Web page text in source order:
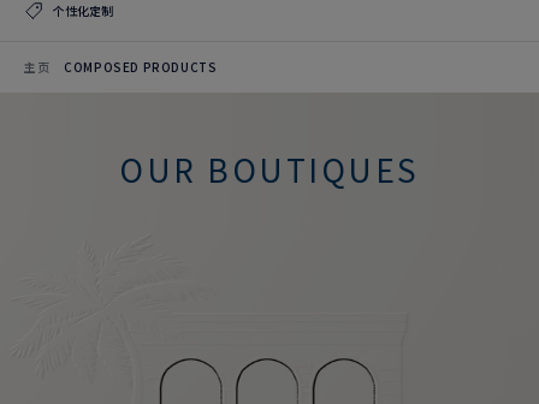
个性化定制
主页 COMPOSED PRODUCTS
OUR BOUTIQUES